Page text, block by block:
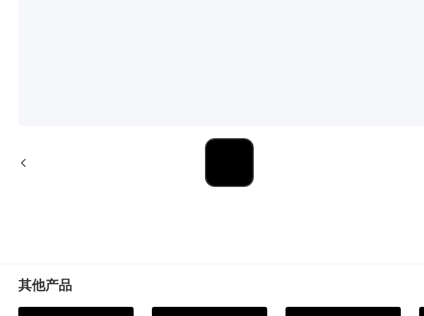
其他产品